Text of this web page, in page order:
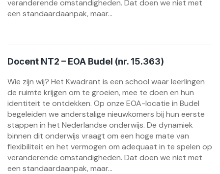
veranderende omstandigheden. Dat doen we niet met
een standaardaanpak, maar...
Docent NT2 – EOA Budel (nr. 15.363)
Wie zijn wij? Het Kwadrant is een school waar leerlingen
de ruimte krijgen om te groeien, mee te doen en hun
identiteit te ontdekken. Op onze EOA-locatie in Budel
begeleiden we anderstalige nieuwkomers bij hun eerste
stappen in het Nederlandse onderwijs. De dynamiek
binnen dit onderwijs vraagt om een hoge mate van
flexibiliteit en het vermogen om adequaat in te spelen op
veranderende omstandigheden. Dat doen we niet met
een standaardaanpak, maar...